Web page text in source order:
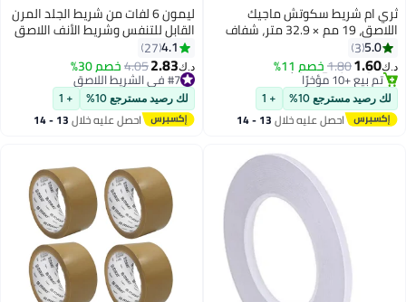
ام شريط سكوتش ماجيك
اللاصق، 19 مم × 32.9 متر، شفاف
مرئي
5.0
3
1.60
1.80خصم 11%
#8 في شريط لصق شفاف
أقل سعر في 7 يوم
تم بيع +10 مؤخرًا
#8 في شريط لصق شفاف
رصيد مسترجع 10% + 1
احصل عليه خلال 13 - 14
ليمون 6 لفات من شريط الجلد المرن
القابل للتنفس وشريط الأنف اللاصق
الذاتي لإصابات الجروح والتورم
الرياضي، بني (0.5 بوصة × 10
ياردات)
4.1
27
2.83
4.05خصم 30% #7 في الشريط اللاصق
تم بيع +30 مؤخرًا
#7 في الشريط اللاصق
لك رصيد مسترجع 10% + 1
احصل عليه خلال 13 - 14